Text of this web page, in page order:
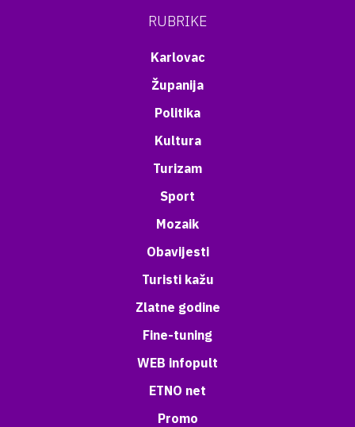
RUBRIKE
Karlovac
Županija
Politika
Kultura
Turizam
Sport
Mozaik
Obavijesti
Turisti kažu
Zlatne godine
Fine-tuning
WEB infopult
ETNO net
Promo